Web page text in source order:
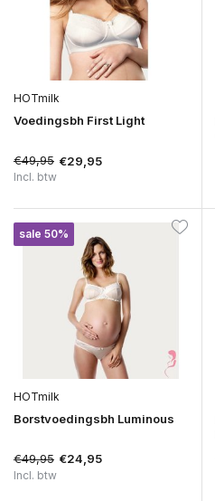
HOTmilk
Voedingsbh First Light
€49,95 €29,95
Incl. btw
sale 50%
HOTmilk
Borstvoedingsbh Luminous
€49,95 €24,95
Incl. btw